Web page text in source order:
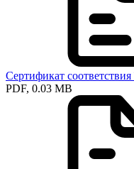
Сертификат
PDF, 0.03 MB